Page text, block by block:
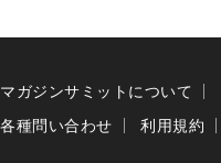
マガジンサミットについて
各種問い合わせ
利用規約